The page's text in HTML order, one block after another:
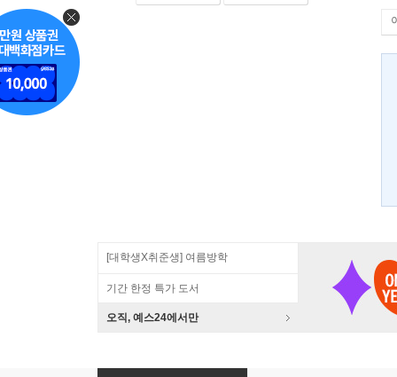
[대학생X취준생] 여름방학
기간 한정 특가 도서
오직, 예스24에서만